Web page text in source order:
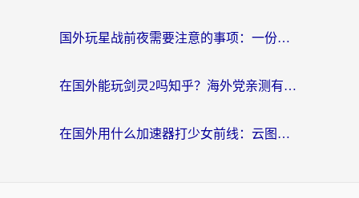
国外玩星战前夜需要注意的事项：一份来自老玩家的网络生存指南
在国外能玩剑灵2吗知乎？海外党亲测有效的国服游戏加速指南
在国外用什么加速器打少女前线：云图计划不卡？一个老玩家的掏心分享